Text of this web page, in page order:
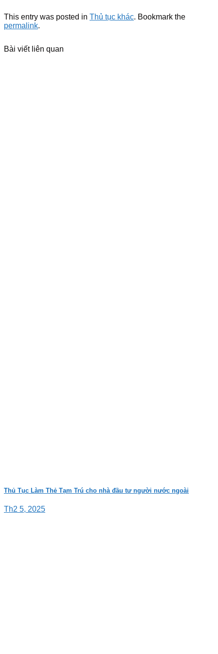
This entry was posted in Thủ tục khác. Bookmark the
permalink.
Bài viết liên quan
Thủ Tục Làm Thẻ Tạm Trú cho nhà đầu tư người nước ngoài
Th2 5, 2025